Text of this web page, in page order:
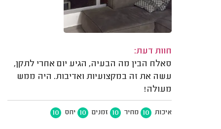
חוות דעת:
סאלח הבין מה הבעיה, הגיע יום אחרי לתקן,
עשה את זה במקצועיות ואדיבות. היה ממש
מעולה!
איכות 10 מחיר 10 זמנים 10 יחס 10